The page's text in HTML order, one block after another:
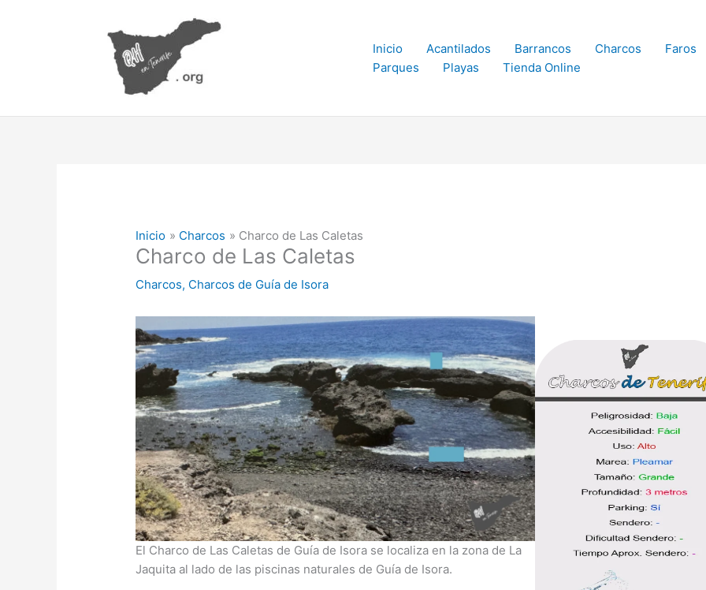
Inicio Acantilados Barrancos Charcos Faros
Parques
Playas Tienda Online
Inicio Charcos Charco de Las Caletas
Charco de Las Caletas
Charcos, Charcos de Guía de Isora
El Charco de Las Caletas de Guía de Isora se localiza en la zona de La
Jaquita al lado de las piscinas naturales de Guía de Isora.